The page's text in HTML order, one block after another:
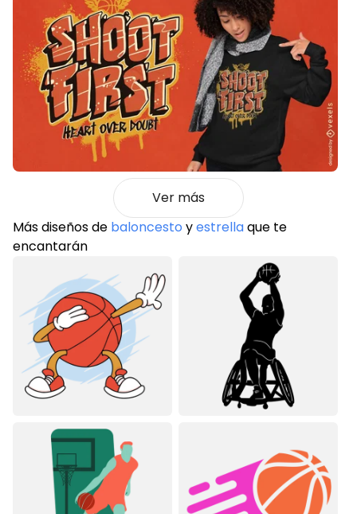
Ver más
Más diseños de baloncesto yestrellaque te
encantarán